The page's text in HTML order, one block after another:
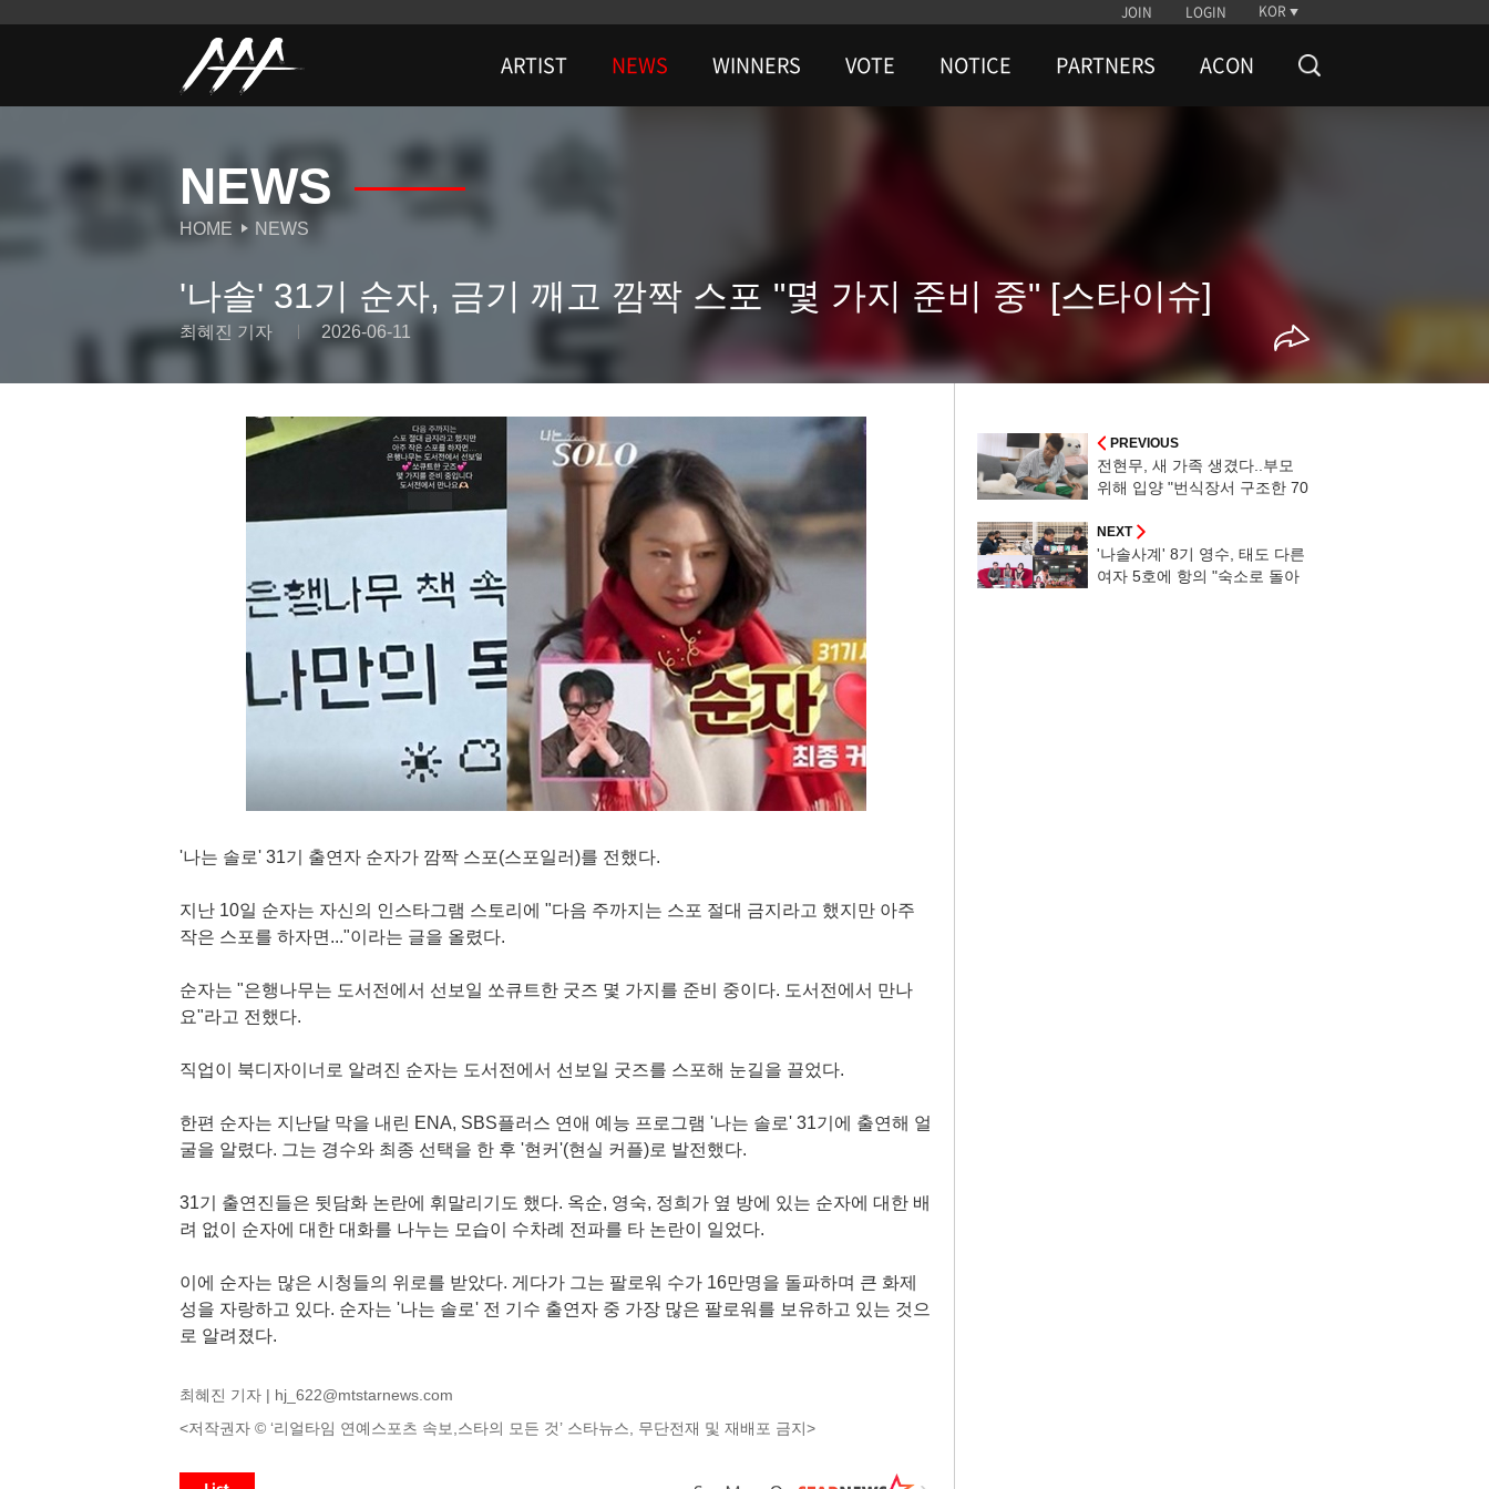
JOIN LOGIN KOR
ARTIST NEWS WINNERS VOTE NOTICE PARTNERS ACON
NEWS
HOME NEWS
'나솔' 31기 순자, 금기 깨고 깜짝 스포 "몇 가지 준비 중" [스타이슈]
최혜진 기자 2026-06-11
'나는 솔로' 31기 출연자 순자가 깜짝 스포(스포일러)를 전했다.
지난 10일 순자는 자신의 인스타그램 스토리에 "다음 주까지는 스포 절대 금지라고 했지만 아주
작은 스포를 하자면..."이라는 글을 올렸다.
순자는 "은행나무는 도서전에서 선보일 쏘큐트한 굿즈 몇 가지를 준비 중이다. 도서전에서 만나
요"라고 전했다.
직업이 북디자이너로 알려진 순자는 도서전에서 선보일 굿즈를 스포해 눈길을 끌었다.
한편 순자는 지난달 막을 내린 ENA, SBS플러스 연애 예능 프로그램 '나는 솔로' 31기에 출연해 얼
굴을 알렸다. 그는 경수와 최종 선택을 한 후 '현커'(현실 커플)로 발전했다.
31기 출연진들은 뒷담화 논란에 휘말리기도 했다. 옥순, 영숙, 정희가 옆 방에 있는 순자에 대한 배
려 없이 순자에 대한 대화를 나누는 모습이 수차례 전파를 타 논란이 일었다.
이에 순자는 많은 시청들의 위로를 받았다. 게다가 그는 팔로워 수가 16만명을 돌파하며 큰 화제
성을 자랑하고 있다. 순자는 '나는 솔로' 전 기수 출연자 중 가장 많은 팔로워를 보유하고 있는 것으
로 알려졌다.
최혜진 기자 | hj_622@mtstarnews.com
<저작권자 © ‘리얼타임 연예스포츠 속보,스타의 모든 것’ 스타뉴스, 무단전재 및 재배포 금지>
PREVIOUS
전현무, 새 가족 생겼다..부모
위해 입양 "번식장서 구조한 70
NEXT
'나솔사계' 8기 영수, 태도 다른
여자 5호에 항의 "숙소로 돌아